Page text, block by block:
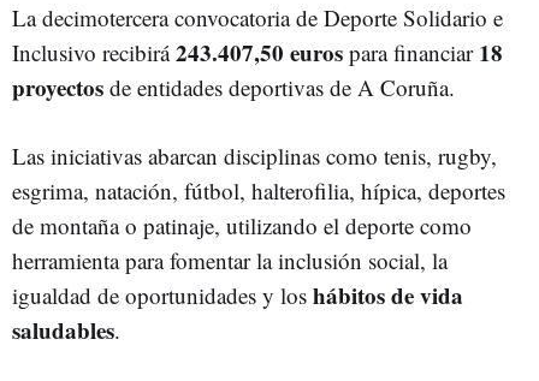
La decimotercera convocatoria de Deporte Solidario e
Inclusivo recibirá243.407,50 euros para financiar 18
proyectos de entidades deportivas de A Coruña.
Las iniciativas abarcan disciplinas como tenis, rugby,
esgrima, natación, fútbol, halterofilia, hípica, deportes
de montaña o patinaje, utilizando el deporte como
herramienta para fomentar la inclusión social, la
igualdad de oportunidades y los hábitos de vida
saludables.